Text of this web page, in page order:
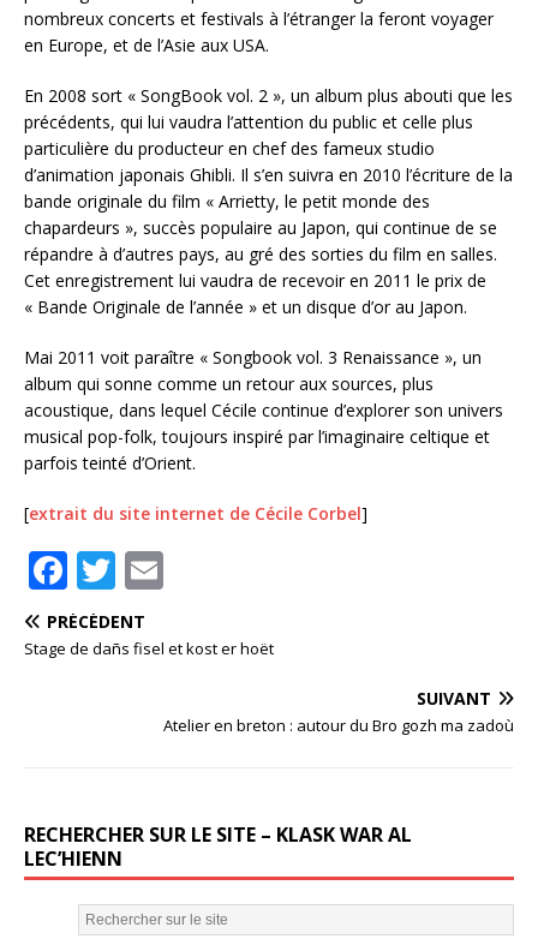
nombreux concerts et festivals à l’étranger la feront voyager
en Europe, et de l’Asie aux USA.
En 2008 sort « SongBook vol. 2 », un album plus abouti que les
précédents, qui lui vaudra l’attention du public et celle plus
particulière du producteur en chef des fameux studio
d’animation japonais Ghibli. Il s’en suivra en 2010 l’écriture de la
bande originale du film « Arrietty, le petit monde des
chapardeurs », succès populaire au Japon, qui continue de se
répandre à d’autres pays, au gré des sorties du film en salles.
Cet enregistrement lui vaudra de recevoir en 2011 le prix de
« Bande Originale de l’année » et un disque d’or au Japon.
Mai 2011 voit paraître « Songbook vol. 3 Renaissance », un
album qui sonne comme un retour aux sources, plus
acoustique, dans lequel Cécile continue d’explorer son univers
musical pop-folk, toujours inspiré par l’imaginaire celtique et
parfois teinté d’Orient.
[extrait du site internet de Cécile Corbel]
F
a
c
k
T
w
it ai
PRÉCÉDENT
Stage de dañs fisel et kost er hoët
SUIVANT
Atelier en breton : autour du Bro gozh ma zadoù
RECHERCHER SUR LE SITE – KLASK WAR AL
LEC’HIENN